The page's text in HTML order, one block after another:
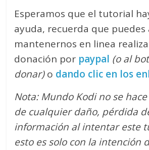
Esperamos que el tutorial
ayuda, recuerda que puedes
mantenernos en linea
donación por paypal (o al
donar)o dando clic en los
Nota: Mundo Kodi no se
de cualquier daño, pérdida
información al intentar este
esto es solo con la intención